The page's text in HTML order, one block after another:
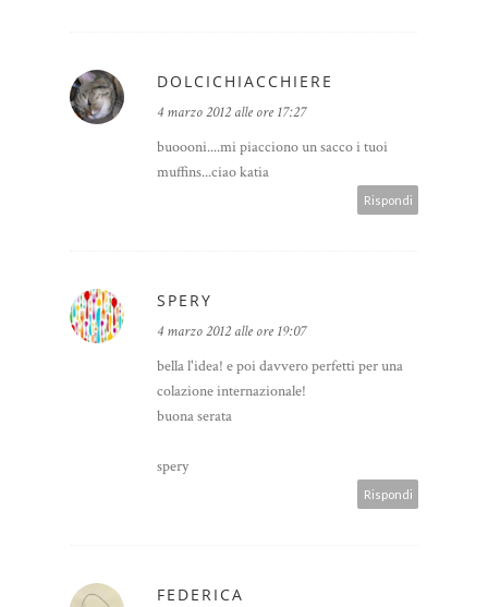
DOLCICHIACCHIERE
4 marzo 2012 alle ore 17:27
buoooni....mi piacciono un sacco i tuoi
muffins...ciao katia
Rispondi
SPERY
4 marzo 2012 alle ore 19:07
bella l'idea! e poi davvero perfetti per una
colazione internazionale!
buona serata
spery
Rispondi
FEDERICA